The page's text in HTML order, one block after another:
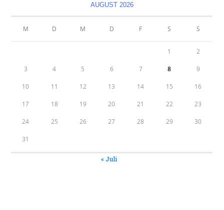
AUGUST 2026
M D M D F S S
1 2
3 4 5 6 7 8 9
10 11 12 13 14 15 16
17 18 19 20 21 22 23
24 25 26 27 28 29 30
31
« Juli